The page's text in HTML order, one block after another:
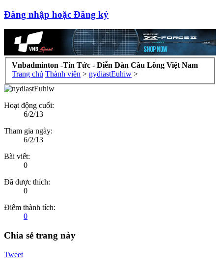
Đăng nhập hoặc Đăng ký
Vnbadminton -Tin Tức - Diễn Đàn Cầu Lông Việt Nam
Trang chủ Thành viên > nydiastEuhiw >
Hoạt động cuối:
6/2/13
Tham gia ngày:
6/2/13
Bài viết:
0
Đã được thích:
0
Điểm thành tích:
0
Chia sẻ trang này
Tweet